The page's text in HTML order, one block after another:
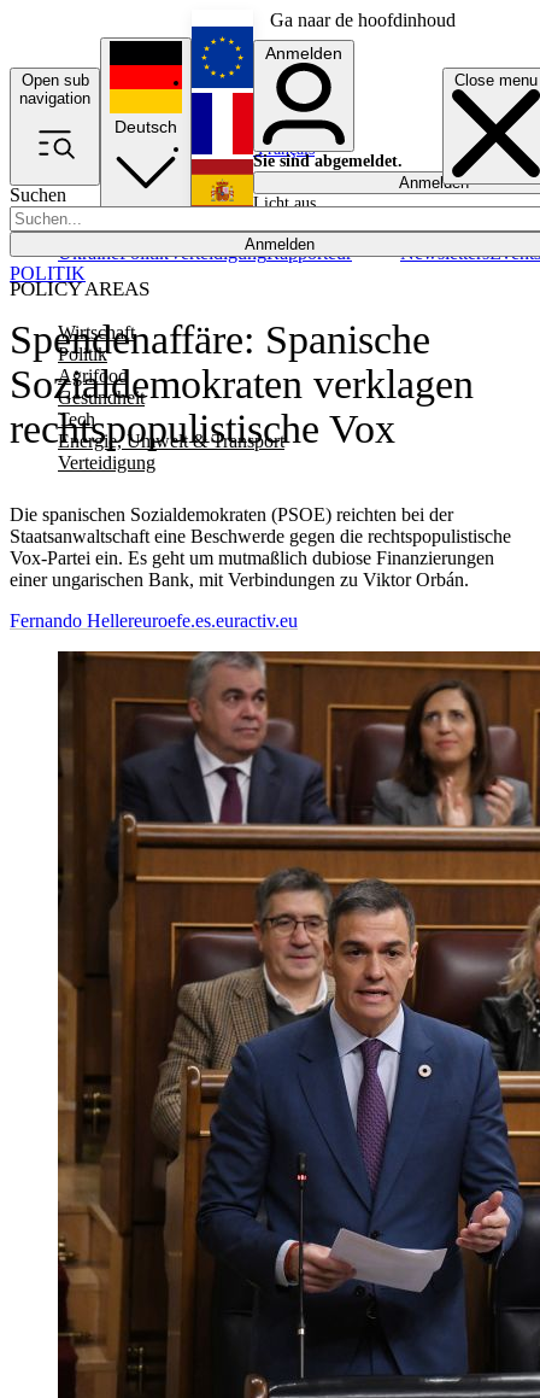
Ga naar de hoofdinhoud
Open sub
navigation
Close menu
Suchen
Anmelden
POLICY AREAS
Wirtschaft
Politik
Agrifood
Gesundheit
Tech
Energie, Umwelt & Transport
Verteidigung
UkrainePolitikVerteidigungRapporteur NewslettersEvents
Deutsch
English
Français
Anmelden
Sie sind abgemeldet.
Anmelden
Licht aus
Spendenaffäre: Spanische
Sozialdemokraten verklagen
rechtspopulistische Vox
Die spanischen Sozialdemokraten (PSOE) reichten bei der
Staatsanwaltschaft eine Beschwerde gegen die rechtspopulistische
Vox-Partei ein. Es geht um mutmaßlich dubiose Finanzierungen
einer ungarischen Bank, mit Verbindungen zu Viktor Orbán.
POLITIK
Fernando Hellereuroefe.es.euractiv.eu